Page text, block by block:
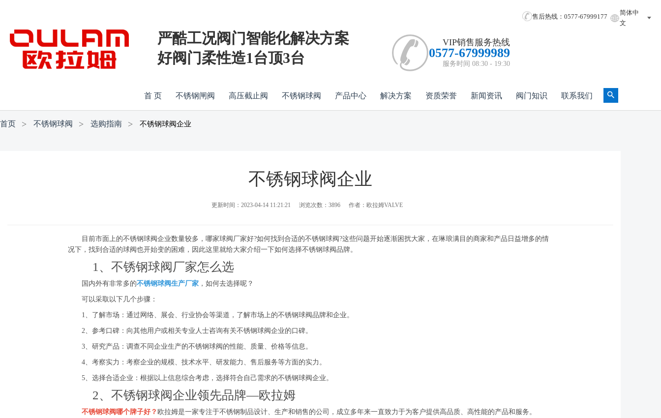
售后热线：0577-67999177
简体中
文
严酷工况阀门智能化解决方案
好阀门柔性造1台顶3台
VIP销售服务热线
0577-67999989
服务时间 08:30 - 19:30
首 页 不锈钢闸阀 高压截止阀 不锈钢球阀 产品中心 解决方案 资质荣誉 新闻资讯 阀门知识 联系我们
首页 不锈钢球阀 选购指南 不锈钢球阀企业
不锈钢球阀企业
更新时间：2023-04-14 11:21:21 浏览次数：3896 作者：欧拉姆VALVE
目前市面上的不锈钢球阀企业数量较多，哪家球阀厂家好?如何找到合适的不锈钢球阀?这些问题开始逐渐困扰大家，在琳琅满目的商家和产品日益增多的情
况下，找到合适的球阀也开始变的困难，因此这里就给大家介绍一下如何选择不锈钢球阀品牌。
1、不锈钢球阀厂家怎么选
国内外有非常多的不锈钢球阀生产厂家 ，如何去选择呢？
可以采取以下几个步骤：
1、了解市场：通过网络、展会、行业协会等渠道，了解市场上的不锈钢球阀品牌和企业。
2、参考口碑：向其他用户或相关专业人士咨询有关不锈钢球阀企业的口碑。
3、研究产品：调查不同企业生产的不锈钢球阀的性能、质量、价格等信息。
4、考察实力：考察企业的规模、技术水平、研发能力、售后服务等方面的实力。
5、选择合适企业：根据以上信息综合考虑，选择符合自己需求的不锈钢球阀企业。
2、不锈钢球阀企业领先品牌—欧拉姆
不锈钢球阀哪个牌子好？ 欧拉姆是一家专注于不锈钢制品设计、生产和销售的公司，成立多年来一直致力于为客户提供高品质、高性能的产品和服务。